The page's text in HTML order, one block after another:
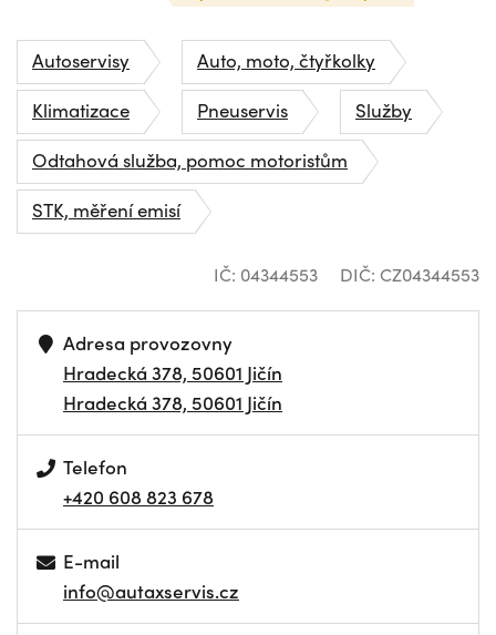
Autoservisy
Auto, moto, čtyřkolky
Klimatizace
Pneuservis
Služby
Odtahová služba, pomoc motoristům
STK, měření emisí
IČ: 04344553 DIČ: CZ04344553
Adresa provozovny
Hradecká 378, 50601 Jičín
Hradecká 378, 50601 Jičín
Telefon
+420 608 823 678
E-mail
info@autaxservis.cz